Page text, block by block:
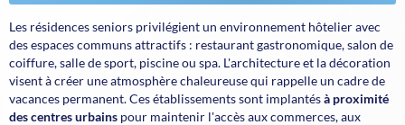
Les résidences seniors privilégient un environnement hôtelier avec
des espaces communs attractifs : restaurant gastronomique, salon de
coiffure, salle de sport, piscine ou spa. L'architecture et la décoration
visent à créer une atmosphère chaleureuse qui rappelle un cadre de
vacances permanent. Ces établissements sont implantésà proximité
des centres urbains pour maintenir l'accès aux commerces, aux